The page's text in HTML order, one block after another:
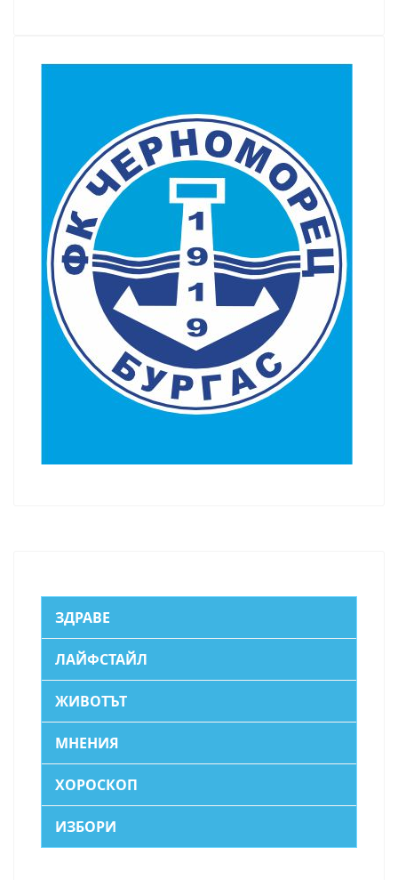
ЗДРАВЕ
ЛАЙФСТАЙЛ
ЖИВОТЪТ
МНЕНИЯ
ХОРОСКОП
ИЗБОРИ